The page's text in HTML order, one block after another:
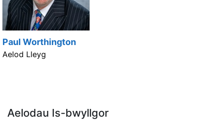
Paul Worthington
Aelod Lleyg
Aelodau Is-bwyllgor